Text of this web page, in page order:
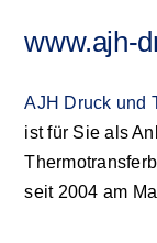
www.ajh-
AJH Druck und
ist für Sie als
seit 2004 am